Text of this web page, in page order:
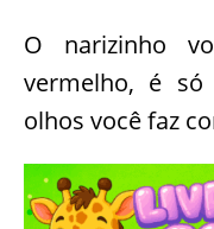
O narizinho
vermelho, é
olhos você faz